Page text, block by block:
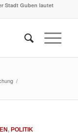
Stadt Guben lautet
/
, POLITIK